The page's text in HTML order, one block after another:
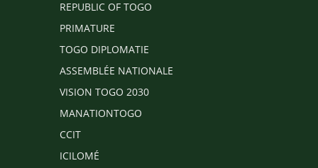
REPUBLIC OF TOGO
PRIMATURE
TOGO DIPLOMATIE
ASSEMBLÉE NATIONALE
VISION TOGO 2030
MANATIONTOGO
CCIT
ICILOMÉ